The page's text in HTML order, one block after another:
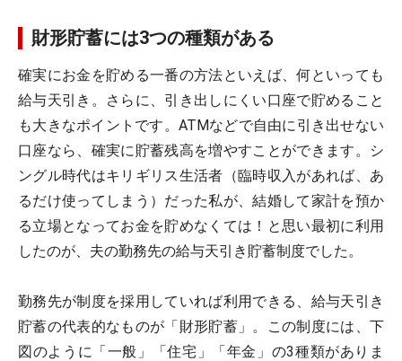
財形貯蓄には3つの種類がある
確実にお金を貯める一番の方法といえば、何といっても
給与天引き。さらに、引き出しにくい口座で貯めること
も大きなポイントです。ATMなどで自由に引き出せない
口座なら、確実に貯蓄残高を増やすことができます。シ
ングル時代はキリギリス生活者（臨時収入があれば、あ
るだけ使ってしまう）だった私が、結婚して家計を預か
る立場となってお金を貯めなくては！と思い最初に利用
したのが、夫の勤務先の給与天引き貯蓄制度でした。
勤務先が制度を採用していれば利用できる、給与天引き
貯蓄の代表的なものが「財形貯蓄」。この制度には、下
図のように「一般」「住宅」「年金」の3種類がありま